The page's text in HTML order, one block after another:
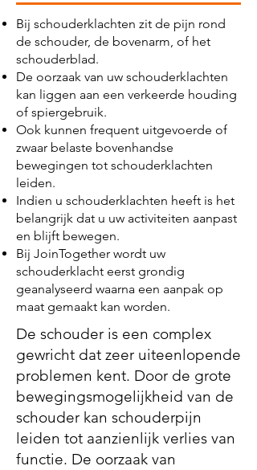
Bij schouderklachten zit de pijn rond
de schouder, de bovenarm, of het
schouderblad.
De oorzaak van uw schouderklachten
kan liggen aan een verkeerde houding
of spiergebruik.
Ook kunnen frequent uitgevoerde of
zwaar belaste bovenhandse
bewegingen tot schouderklachten
leiden.
Indien u schouderklachten heeft is het
belangrijk dat u uw activiteiten aanpast
en blijft bewegen.
Bij JoinTogether wordt uw
schouderklacht eerst grondig
geanalyseerd waarna een aanpak op
maat gemaakt kan worden.
De schouder is een complex
gewricht dat zeer uiteenlopende
problemen kent. Door de grote
bewegingsmogelijkheid van de
schouder kan schouderpijn
leiden tot aanzienlijk verlies van
functie. De oorzaak van